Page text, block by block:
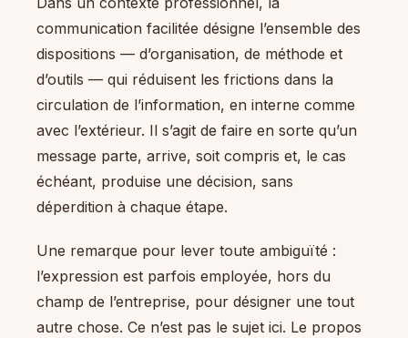
communication facilitée désigne l’ensemble des
dispositions — d’organisation, de méthode et
d’outils — qui réduisent les frictions dans la
circulation de l’information, en interne comme
avec l’extérieur. Il s’agit de faire en sorte qu’un
message parte, arrive, soit compris et, le cas
échéant, produise une décision, sans
déperdition à chaque étape.
Une remarque pour lever toute ambiguïté :
l’expression est parfois employée, hors du
champ de l’entreprise, pour désigner une tout
autre chose. Ce n’est pas le sujet ici. Le propos